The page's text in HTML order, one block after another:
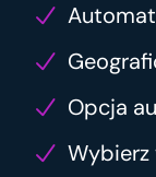
Opcja
Wybierz